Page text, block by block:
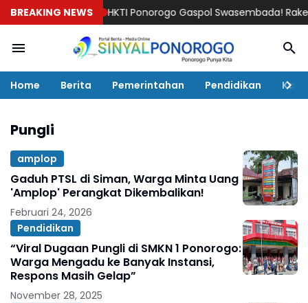
BREAKING NEWSHKTI Ponorogo Gaspol Swasembada! Rakercab
Home Berita Pemerintahan Pendidikan
Pungli
amplop
Gaduh PTSL di Siman, Warga Minta Uang
'Amplop' Perangkat Dikembalikan!
Februari 24, 2026
Pendidikan
“Viral Dugaan Pungli di SMKN 1 Ponorogo:
Warga Mengadu ke Banyak Instansi,
Respons Masih Gelap”
November 28, 2025